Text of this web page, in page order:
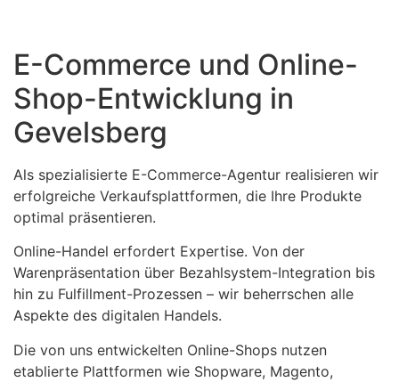
E-Commerce und Online-
Shop-Entwicklung in
Gevelsberg
Als spezialisierte E-Commerce-Agentur realisieren wir
erfolgreiche Verkaufsplattformen, die Ihre Produkte
optimal präsentieren.
Online-Handel erfordert Expertise. Von der
Warenpräsentation über Bezahlsystem-Integration bis
hin zu Fulfillment-Prozessen – wir beherrschen alle
Aspekte des digitalen Handels.
Die von uns entwickelten Online-Shops nutzen
etablierte Plattformen wie Shopware, Magento,